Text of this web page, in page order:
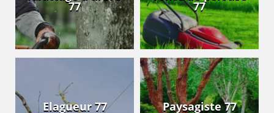
77 77
Elagueur 77 Paysagiste 77